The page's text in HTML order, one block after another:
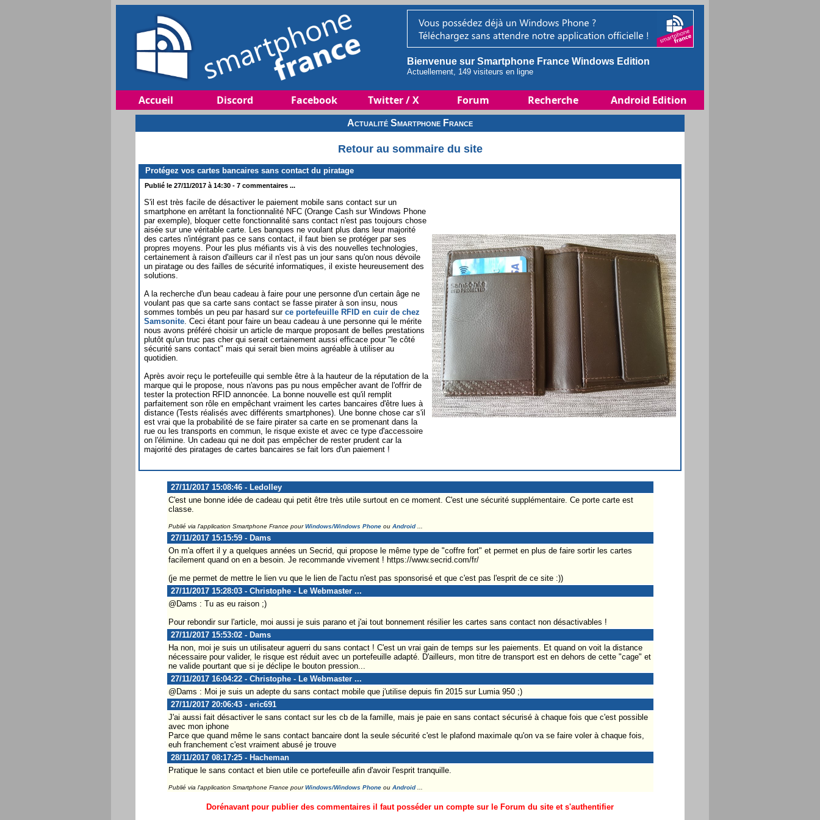
Bienvenue sur Smartphone France Windows Edition
Actuellement, 149 visiteurs en ligne
Accueil Discord Facebook Twitter / X Forum Recherche Android Edition
Actualité Smartphone France
Retour au sommaire du site
Protégez vos cartes bancaires sans contact du piratage
Publié le 27/11/2017 à 14:30 - 7 commentaires ...
S'il est très facile de désactiver le paiement mobile sans contact sur un
smartphone en arrêtant la fonctionnalité NFC (Orange Cash sur Windows Phone
par exemple), bloquer cette fonctionnalité sans contact n'est pas toujours chose
aisée sur une véritable carte. Les banques ne voulant plus dans leur majorité
des cartes n'intégrant pas ce sans contact, il faut bien se protéger par ses
propres moyens. Pour les plus méfiants vis à vis des nouvelles technologies,
certainement à raison d'ailleurs car il n'est pas un jour sans qu'on nous dévoile
un piratage ou des failles de sécurité informatiques, il existe heureusement des
solutions.
A la recherche d'un beau cadeau à faire pour une personne d'un certain âge ne
voulant pas que sa carte sans contact se fasse pirater à son insu, nous
sommes tombés un peu par hasard sur ce portefeuille RFID en cuir de chez
Samsonite . Ceci étant pour faire un beau cadeau à une personne qui le mérite
nous avons préféré choisir un article de marque proposant de belles prestations
plutôt qu'un truc pas cher qui serait certainement aussi efficace pour "le côté
sécurité sans contact" mais qui serait bien moins agréable à utiliser au
quotidien.
Après avoir reçu le portefeuille qui semble être à la hauteur de la réputation de la
marque qui le propose, nous n'avons pas pu nous empêcher avant de l'offrir de
tester la protection RFID annoncée. La bonne nouvelle est qu'il remplit
parfaitement son rôle en empêchant vraiment les cartes bancaires d'être lues à
distance (Tests réalisés avec différents smartphones). Une bonne chose car s'il
est vrai que la probabilité de se faire pirater sa carte en se promenant dans la
rue ou les transports en commun, le risque existe et avec ce type d'accessoire
on l'élimine. Un cadeau qui ne doit pas empêcher de rester prudent car la
majorité des piratages de cartes bancaires se fait lors d'un paiement !
27/11/2017 15:08:46 - Ledolley
C'est une bonne idée de cadeau qui petit être très utile surtout en ce moment. C'est une sécurité supplémentaire. Ce porte carte est
classe.
Publié via l'application Smartphone France pourWindows/Windows Phoneou Android...
27/11/2017 15:15:59 - Dams
On m'a offert il y a quelques années un Secrid, qui propose le même type de "coffre fort" et permet en plus de faire sortir les cartes
facilement quand on en a besoin. Je recommande vivement ! https://www.secrid.com/fr/
(je me permet de mettre le lien vu que le lien de l'actu n'est pas sponsorisé et que c'est pas l'esprit de ce site :))
27/11/2017 15:28:03 - Christophe - Le Webmaster ...
@Dams : Tu as eu raison ;)
Pour rebondir sur l'article, moi aussi je suis parano et j'ai tout bonnement résilier les cartes sans contact non désactivables !
27/11/2017 15:53:02 - Dams
Ha non, moi je suis un utilisateur aguerri du sans contact ! C'est un vrai gain de temps sur les paiements. Et quand on voit la distance
nécessaire pour valider, le risque est réduit avec un portefeuille adapté. D'ailleurs, mon titre de transport est en dehors de cette "cage" et
ne valide pourtant que si je déclipe le bouton pression...
27/11/2017 16:04:22 - Christophe - Le Webmaster ...
@Dams : Moi je suis un adepte du sans contact mobile que j'utilise depuis fin 2015 sur Lumia 950 ;)
27/11/2017 20:06:43 - eric691
J'ai aussi fait désactiver le sans contact sur les cb de la famille, mais je paie en sans contact sécurisé à chaque fois que c'est possible
avec mon iphone
Parce que quand même le sans contact bancaire dont la seule sécurité c'est le plafond maximale qu'on va se faire voler à chaque fois,
euh franchement c'est vraiment abusé je trouve
28/11/2017 08:17:25 - Hacheman
Pratique le sans contact et bien utile ce portefeuille afin d'avoir l'esprit tranquille.
Publié via l'application Smartphone France pourWindows/Windows Phoneou Android...
Dorénavant pour publier des commentaires il faut posséder un compte sur le Forum du site et s'authentifier